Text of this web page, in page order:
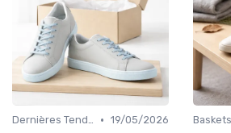
Dernières Tendances • 19/05/2026